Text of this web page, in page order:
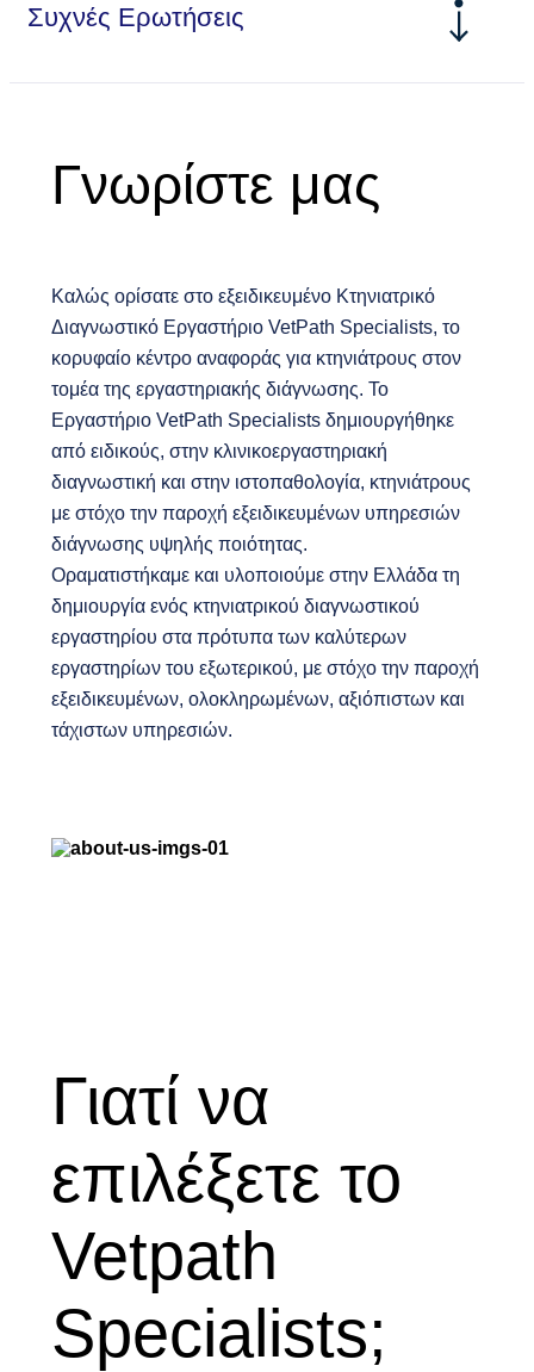
Συχνές Ερωτήσεις
Γνωρίστε μας
Καλώς ορίσατε στο εξειδικευμένο Κτηνιατρικό
Διαγνωστικό Εργαστήριο VetPath Specialists, το
κορυφαίο κέντρο αναφοράς για κτηνιάτρους στον
τομέα της εργαστηριακής διάγνωσης. Το
Εργαστήριο VetPath Specialists δημιουργήθηκε
από ειδικούς, στην κλινικοεργαστηριακή
διαγνωστική και στην ιστοπαθολογία, κτηνιάτρους
με στόχο την παροχή εξειδικευμένων υπηρεσιών
διάγνωσης υψηλής ποιότητας.
Οραματιστήκαμε και υλοποιούμε στην Ελλάδα τη
δημιουργία ενός κτηνιατρικού διαγνωστικού
εργαστηρίου στα πρότυπα των καλύτερων
εργαστηρίων του εξωτερικού, με στόχο την παροχή
εξειδικευμένων, ολοκληρωμένων, αξιόπιστων και
τάχιστων υπηρεσιών.
Γιατί να
επιλέξετε το
Vetpath
Specialists;